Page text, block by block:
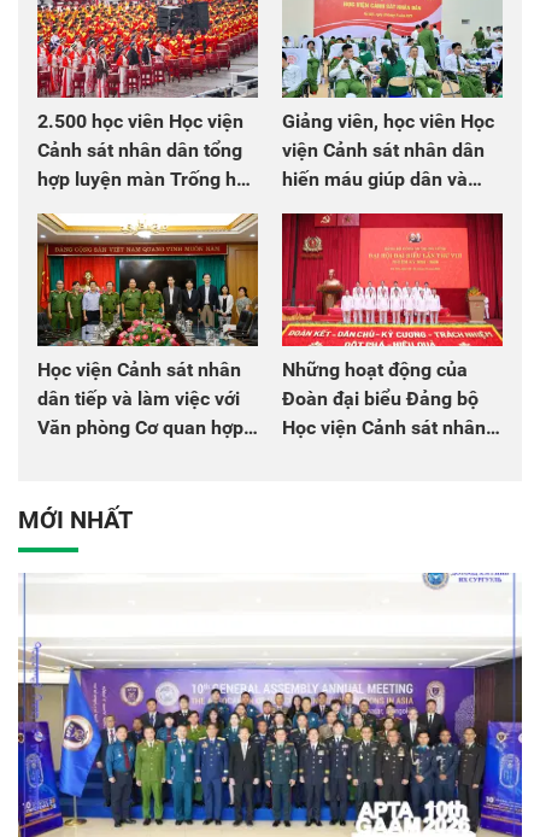
2.500 học viên Học viện
Cảnh sát nhân dân tổng
hợp luyện màn Trống hội
chào mừng Đại hội Đảng
Giảng viên, học viên Học
viện Cảnh sát nhân dân
hiến máu giúp dân và
đồng đội
Học viện Cảnh sát nhân
dân tiếp và làm việc với
Văn phòng Cơ quan hợp
Những hoạt động của
Đoàn đại biểu Đảng bộ
Học viện Cảnh sát nhân
MỚI NHẤT